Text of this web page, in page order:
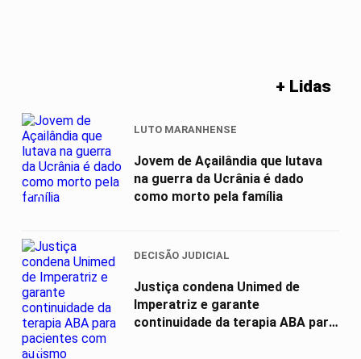
+ Lidas
01
LUTO MARANHENSE
Jovem de Açailândia que lutava
na guerra da Ucrânia é dado
como morto pela família
02
DECISÃO JUDICIAL
Justiça condena Unimed de
Imperatriz e garante
continuidade da terapia ABA para